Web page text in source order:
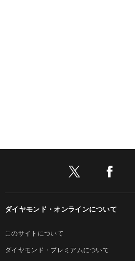
ダイヤモンド・オンラインについて
このサイトについて
ダイヤモンド・プレミアムについて